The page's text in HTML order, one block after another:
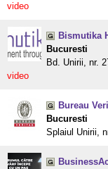
video
Bismutika
Bucuresti
Bd. Unirii, nr.
video
Bureau
Bucuresti
Splaiul Unirii,